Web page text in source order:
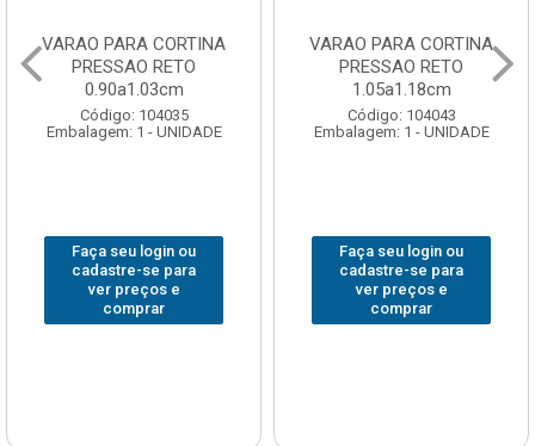
VARAO PARA CORTINA
PRESSAO RETO
0.90a1.03cm
Código: 104035
Embalagem: 1 - UNIDADE
Faça seu login ou
cadastre-se para
ver preços e
comprar
VARAO PARA CORTINA
PRESSAO RETO
1.05a1.18cm
Código: 104043
Embalagem: 1 - UNIDADE
Faça seu login ou
cadastre-se para
ver preços e
comprar